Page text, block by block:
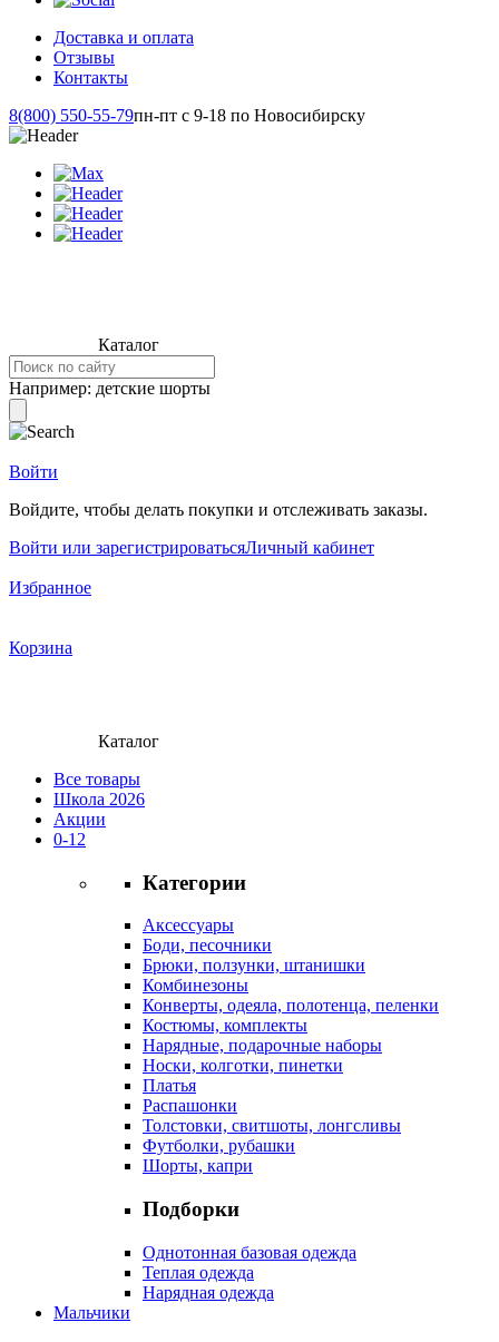
Доставка и оплата
Отзывы
Контакты
8(800) 550-55-79пн-пт с 9-18 по Новосибирску
Каталог
Например: детские шорты
Войти
Войдите, чтобы делать покупки и отслеживать заказы.
Войти или зарегистрироватьсяЛичный кабинет
Избранное
Корзина
Каталог
Все товары
Школа 2026
Акции
0-12
Категории
Аксессуары
Боди, песочники
Брюки, ползунки, штанишки
Комбинезоны
Конверты, одеяла, полотенца, пеленки
Костюмы, комплекты
Нарядные, подарочные наборы
Носки, колготки, пинетки
Платья
Распашонки
Толстовки, свитшоты, лонгсливы
Футболки, рубашки
Шорты, капри
Подборки
Однотонная базовая одежда
Теплая одежда
Нарядная одежда
Мальчики